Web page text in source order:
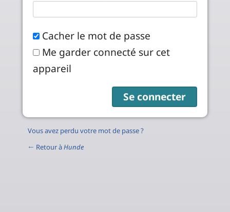
Cacher le mot de passe
Me garder connecté sur cet
appareil
Vous avez perdu votre mot de passe ?
← Retour àHunde